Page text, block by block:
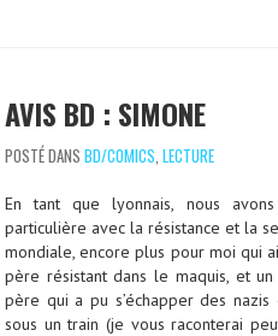
AVIS BD : SIMONE
POSTÉ DANS BD/COMICS, LECTURE
En tant que lyonnais, nous
particulière avec la résistance et la
mondiale, encore plus pour moi qui
père résistant dans le maquis, et
père qui a pu s’échapper des nazis
sous un train (je vous raconterai